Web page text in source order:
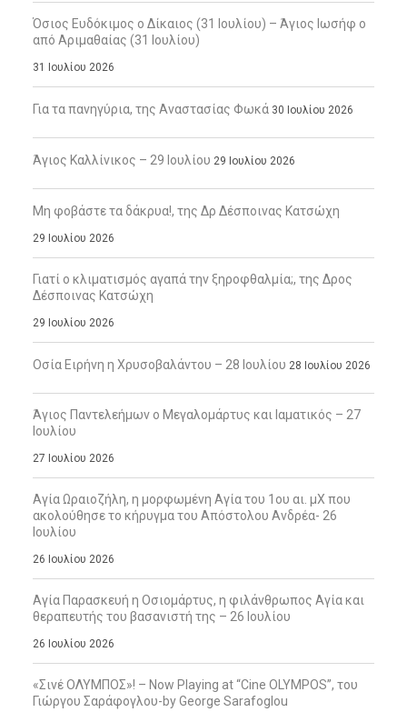
Όσιος Ευδόκιμος ο Δίκαιος (31 Ιουλίου) – Άγιος Ιωσήφ ο
από Αριμαθαίας (31 Ιουλίου)
31 Ιουλίου 2026
Για τα πανηγύρια, της Αναστασίας Φωκά 30 Ιουλίου 2026
Άγιος Καλλίνικος – 29 Ιουλίου 29 Ιουλίου 2026
Μη φοβάστε τα δάκρυα!, της Δρ Δέσποινας Κατσώχη
29 Ιουλίου 2026
Γιατί ο κλιματισμός αγαπά την ξηροφθαλμία;, της Δρος
Δέσποινας Κατσώχη
29 Ιουλίου 2026
Οσία Ειρήνη η Χρυσοβαλάντου – 28 Ιουλίου 28 Ιουλίου 2026
Άγιος Παντελεήμων ο Μεγαλομάρτυς και Ιαματικός – 27
Ιουλίου
27 Ιουλίου 2026
Αγία Ωραιοζήλη, η μορφωμένη Αγία του 1ου αι. μΧ που
ακολούθησε το κήρυγμα του Απόστολου Ανδρέα- 26
Ιουλίου
26 Ιουλίου 2026
Αγία Παρασκευή η Οσιομάρτυς, η φιλάνθρωπος Αγία και
θεραπευτής του βασανιστή της – 26 Ιουλίου
26 Ιουλίου 2026
«Σινέ ΟΛΥΜΠΟΣ»! – Now Playing at “Cine OLYMPOS”, του
Γιώργου Σαράφογλου-by George Sarafoglou